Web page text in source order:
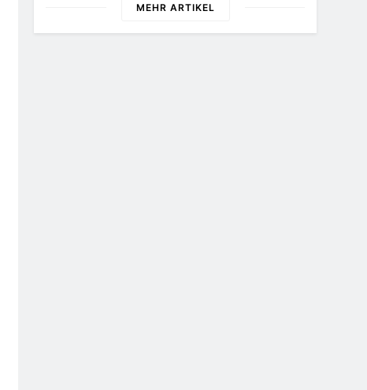
MEHR ARTIKEL